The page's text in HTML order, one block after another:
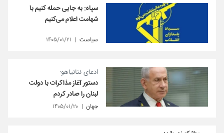
سپاه: به جایی حمله کنیم با
شهامت اعلام می‌کنیم
سیاست ۱۴۰۵/۰۱/۲۱
ادعای نتانیاهو:
دستور آغاز مذاکرات با دولت
لبنان را صادر کردم
جهان ۱۴۰۵/۰۱/۲۰